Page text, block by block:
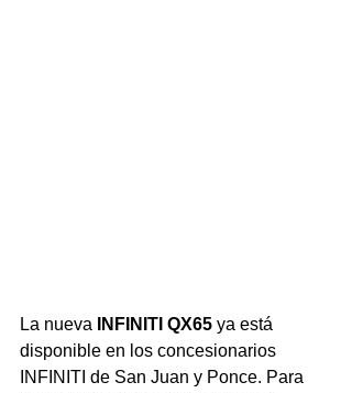
La nueva INFINITI QX65 ya está
disponible en los concesionarios
INFINITI de San Juan y Ponce. Para